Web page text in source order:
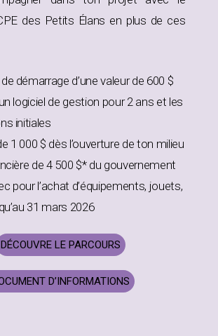
des Petits Élans en plus de ces
démarrage d’une valeur de 600 $
logiciel de gestion pour 2 ans et les
initiales
1 000 $ dès l’ouverture de ton milieu
de 4 500 $* du gouvernement
pour l’achat d’équipements, jouets,
31 mars 2026
DÉCOUVRE LE PARCOURS
D’INFORMATIONS